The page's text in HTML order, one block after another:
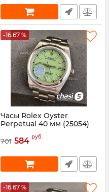
-16.67 %
Часы Rolex Oyster
Perpetual 40 мм (25054)
25054
701 584 руб.
-16.67 %